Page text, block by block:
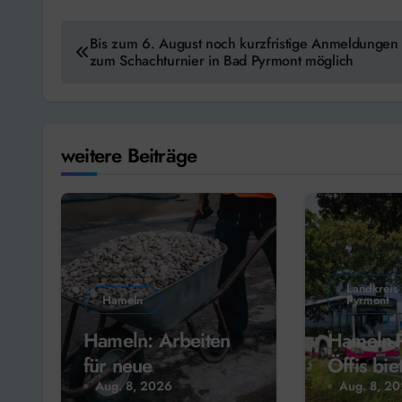
Beitragsnavigation
Bis zum 6. August noch kurzfristige Anmeldungen
zum Schachturnier in Bad Pyrmont möglich
weitere Beiträge
Hameln
Hameln: Arbeiten
für neue
Weserterrassen
Aug. 8, 2026
Landkreis
Pyrmont
Öffis
Aug. 8,